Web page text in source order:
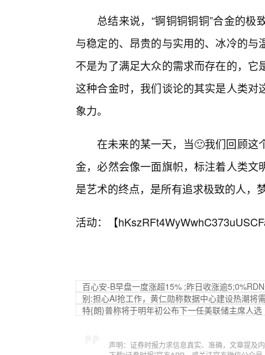
总结来说，“锕铜铜铜铜”合金的
与稳定的、昂贵的与实用的、冰冷的
不是为了满足大众的需求而存在的，
这种合金时，我们谈论的其实是人类
象力。
在未来的某一天，当🙂我们回顾这
金，必然会像一面旗帜，标注着人类
是艺术的终点，是所有追求极致的人，
活动：【
百心安-B早盘一度涨超15% ;昨日收涨逾
别:担心AI抢工作，黄仁勋称数据中心建设热潮将
特{朗}普称将于明年初公布下一任美联储主席人
声明：证券时报力求信息真实、准确，文章提及